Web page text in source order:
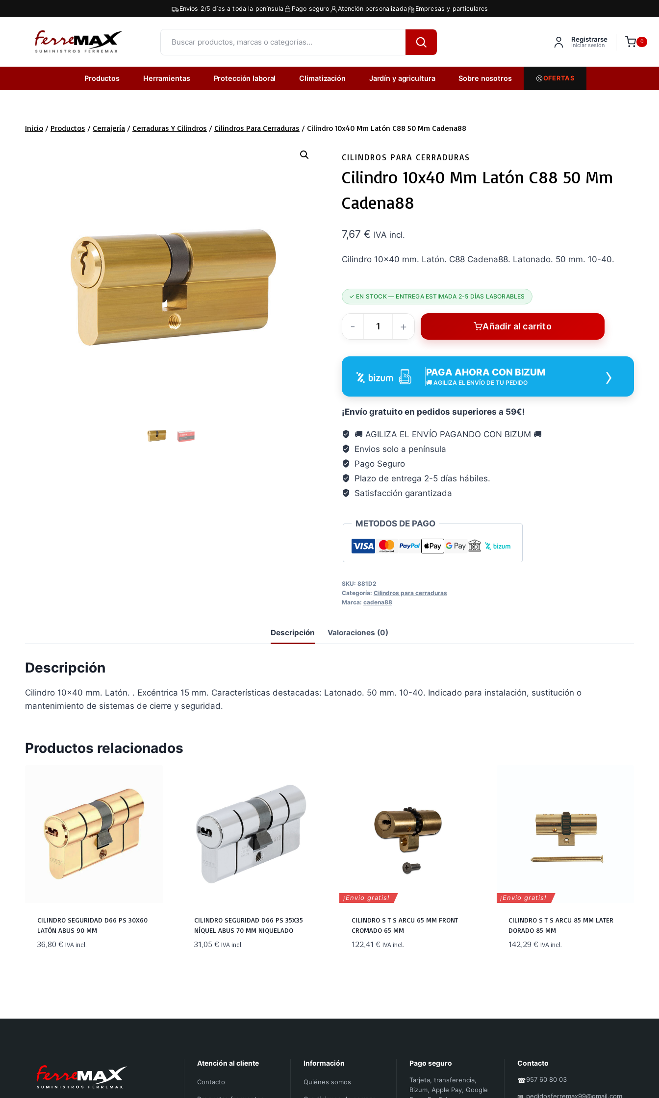
al
contenido
Envíos 2/5 días a toda la península Pago seguro Atención personalizada Empresas y particulares
Registrarse
Iniciar sesión 0
Productos Herramientas Protección laboral Climatización Jardín y agricultura Sobre nosotros OFERTAS
Inicio / Productos / Cerrajería / Cerraduras Y Cilindros / Cilindros Para Cerraduras / Cilindro 10x40 Mm Latón C88 50 Mm Cadena88
CILINDROS PARA CERRADURAS
Cilindro 10x40 Mm Latón C88 50 Mm
Cadena88
7,67 € IVA incl.
Cilindro 10×40 mm. Latón. C88 Cadena88. Latonado. 50 mm. 10-40.
✓ EN STOCK — ENTREGA ESTIMADA 2-5 DÍAS LABORABLES
Cilindro
MM
Latón
50
Mm
cantidad
Añadir al carrito
PAGA AHORA CON BIZUM
🚚 AGILIZA EL ENVÍO DE TU PEDIDO ›
¡Envío gratuito en pedidos superiores a 59€!
🚚 AGILIZA EL ENVÍO PAGANDO CON BIZUM 🚚
Envios solo a península
Pago Seguro
Plazo de entrega 2-5 días hábiles.
Satisfacción garantizada
METODOS DE PAGO
SKU: 881D2
Categoría: Cilindros para cerraduras
Marca: cadena88
Descripción Valoraciones (0)
Descripción
Cilindro 10×40 mm. Latón. . Excéntrica 15 mm. Características destacadas: Latonado. 50 mm. 10-40. Indicado para instalación, sustitución o
mantenimiento de sistemas de cierre y seguridad.
Productos relacionados
CILINDRO SEGURIDAD D66 PS 30X60
LATÓN ABUS 90 MM
36,80€ IVA incl.
CILINDRO SEGURIDAD D66 PS 35X35
NÍQUEL ABUS 70 MM NIQUELADO
31,05€IVA incl.
¡Envio gratis!
CILINDRO S T S ARCU 65 MM FRONT
CROMADO 65 MM
122,41€ IVA incl.
¡Envio gratis!
CILINDRO S T S ARCU 85 MM LATER
DORADO 85 MM
142,29€IVA incl.
Atención al cliente
Contacto
Información
Quiénes somos
Pago seguro
Tarjeta, transferencia,
Bizum, Apple Pay, Google
Contacto
☎957 60 80 03
pedidosferremax99@gmail.com